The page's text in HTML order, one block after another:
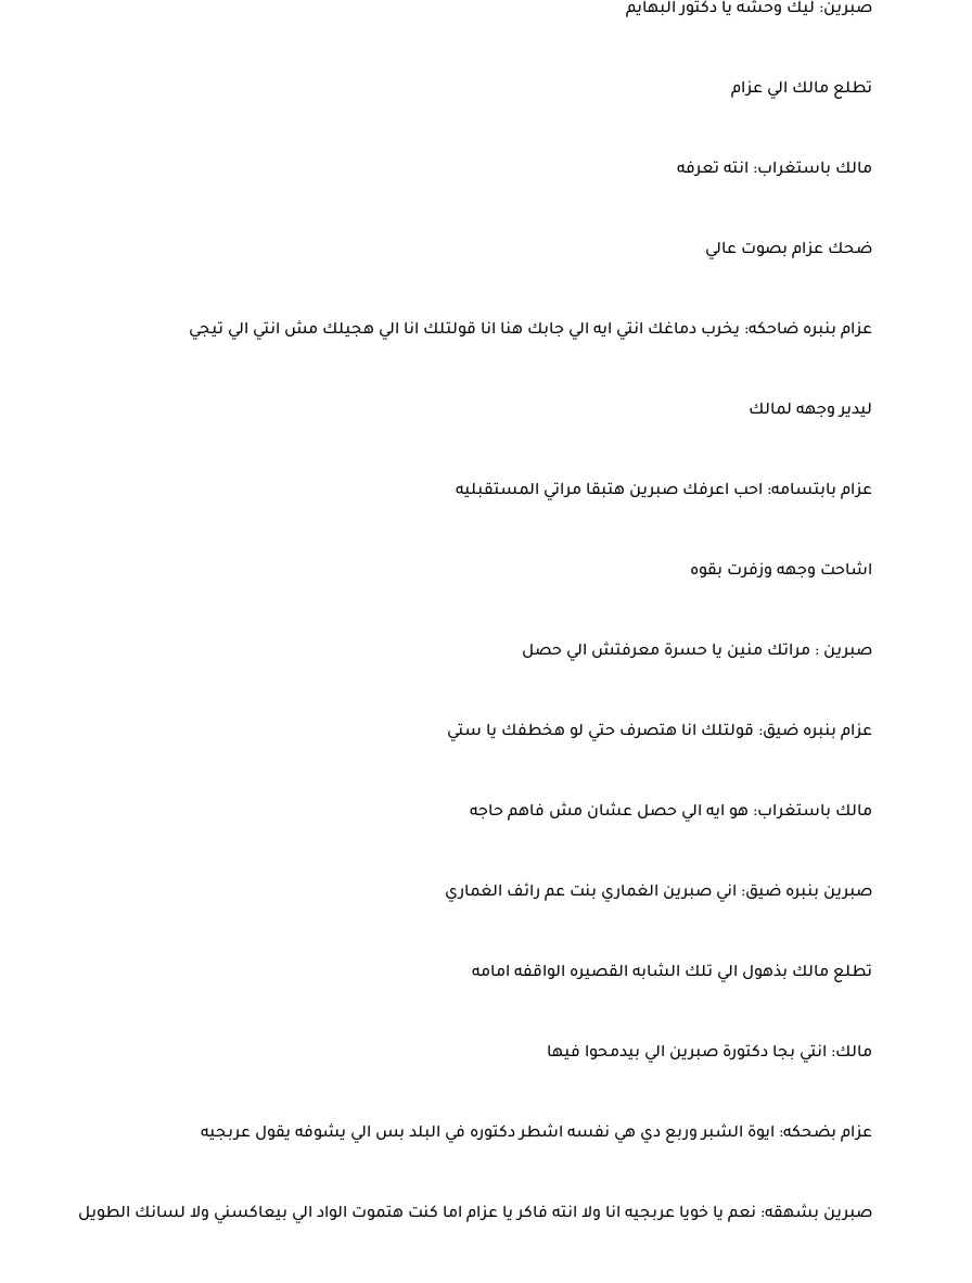
صبرين: ليك وحشه يا دكتور البهايم
تطلع مالك الي عزام
مالك باستغراب: انته تعرفه
ضحك عزام بصوت عالي
عزام بنبره ضاحكه: يخرب دماغك انتي ايه الي جابك هنا انا قولتلك انا الي هجيلك مش انتي الي تيجي
ليدير وجهه لمالك
عزام بابتسامه: احب اعرفك صبرين هتبقا مراتي المستقبليه
اشاحت وجهه وزفرت بقوه
صبرين : مراتك منين يا حسرة معرفتش الي حصل
عزام بنبره ضيق: قولتلك انا هتصرف حتي لو هخطفك يا ستي
مالك باستغراب: هو ايه الي حصل عشان مش فاهم حاجه
صبرين بنبره ضيق: اني صبرين الغماري بنت عم رائف الغماري
تطلع مالك بذهول الي تلك الشابه القصيره الواقفه امامه
مالك: انتي بجا دكتورة صبرين الي بيدمحوا فيها
عزام بضحكه: ايوة الشبر وربع دي هي نفسه اشطر دكتوره في البلد بس الي يشوفه يقول عربجيه
صبرين بشهقه: نعم يا خويا عربجيه انا ولا انته فاكر يا عزام اما كنت هتموت الواد الي بيعاكسني ولا لسانك الطويل